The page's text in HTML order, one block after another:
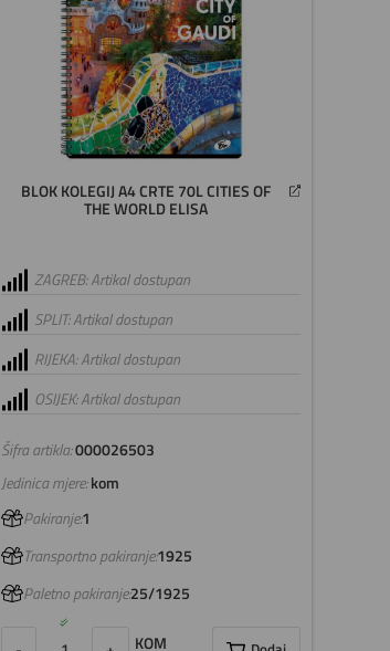
BLOK KOLEGIJ A4 CRTE 70L CITIES OF
THE WORLD ELISA
Šifra artikla:000026503
ZAGREB: Artikal dostupan
SPLIT: Artikal dostupan
RIJEKA: Artikal dostupan
OSIJEK: Artikal dostupan
Jedinica mjere:kom
Pakiranje:1
Transportno pakiranje:1925
Paletno pakiranje:25/1925
KOM